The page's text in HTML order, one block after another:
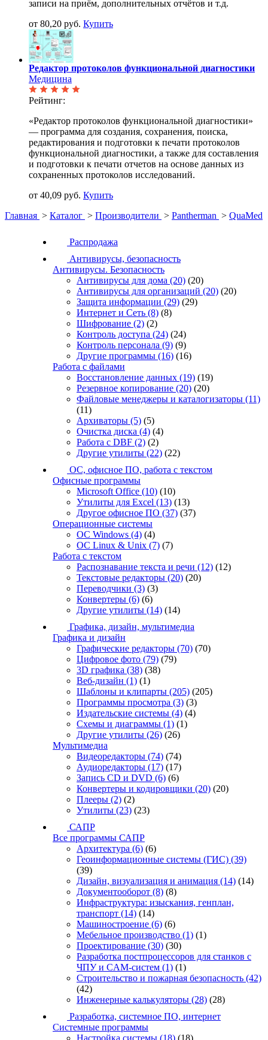
записи на приём, дополнительных отчётов и т.д.
от 80,20 руб. Купить
Редактор протоколов функциональной диагностики
Медицина
Рейтинг:
«Редактор протоколов функциональной диагностики»
— программа для создания, сохранения, поиска,
редактирования и подготовки к печати протоколов
функциональной диагностики, а также для составления
и подготовки к печати отчетов на основе данных из
сохраненных протоколов исследований.
от 40,09 руб. Купить
Главная > Каталог > Производители > Pantherman > QuaMed
Распродажа
Антивирусы, безопасность
Антивирусы. Безопасность
Антивирусы для дома (20) (20)
Антивирусы для организаций (20) (20)
Защита информации (29) (29)
Интернет и Сеть (8) (8)
Шифрование (2) (2)
Контроль доступа (24) (24)
Контроль персонала (9) (9)
Другие программы (16) (16)
Работа с файлами
Восстановление данных (19) (19)
Резервное копирование (20) (20)
Файловые менеджеры и каталогизаторы (11)
(11)
Архиваторы (5) (5)
Очистка диска (4) (4)
Работа с DBF (2) (2)
Другие утилиты (22) (22)
ОС, офисное ПО, работа с текстом
Офисные программы
Microsoft Office (10) (10)
Утилиты для Excel (13) (13)
Другое офисное ПО (37) (37)
Операционные системы
ОС Windows (4) (4)
ОС Linux & Unix (7) (7)
Работа с текстом
Распознавание текста и речи (12) (12)
Текстовые редакторы (20) (20)
Переводчики (3) (3)
Конвертеры (6) (6)
Другие утилиты (14) (14)
Графика, дизайн, мультимедиа
Графика и дизайн
Графические редакторы (70) (70)
Цифровое фото (79) (79)
3D графика (38) (38)
Веб-дизайн (1) (1)
Шаблоны и клипарты (205) (205)
Программы просмотра (3) (3)
Издательские системы (4) (4)
Схемы и диаграммы (1) (1)
Другие утилиты (26) (26)
Мультимедиа
Видеоредакторы (74) (74)
Аудиоредакторы (17) (17)
Запись CD и DVD (6) (6)
Конвертеры и кодировщики (20) (20)
Плееры (2) (2)
Утилиты (23) (23)
САПР
Все программы САПР
Архитектура (6) (6)
Геоинформационные системы (ГИС) (39)
(39)
Дизайн, визуализация и анимация (14) (14)
Документооборот (8) (8)
Инфраструктура: изыскания, генплан,
транспорт (14) (14)
Машиностроение (6) (6)
Мебельное производство (1) (1)
Проектирование (30) (30)
Разработка постпроцессоров для станков с
ЧПУ и CAM-систем (1) (1)
Строительство и пожарная безопасность (42)
(42)
Инженерные калькуляторы (28) (28)
Разработка, системное ПО, интернет
Системные программы
Настройка системы (18) (18)